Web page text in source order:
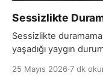
Sessizlikte
Sessizlikte
yaşadığı yaygın
kendilerini huzursuz
25 Mayıs 2026·7 dk